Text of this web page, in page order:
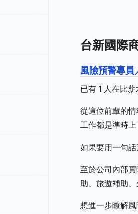
台新國際
風險預警專
已有 1 人在比
從這位前輩的
工作都是準時上
如果要用一句
至於公司內部
助、旅遊補助
想進一步瞭解